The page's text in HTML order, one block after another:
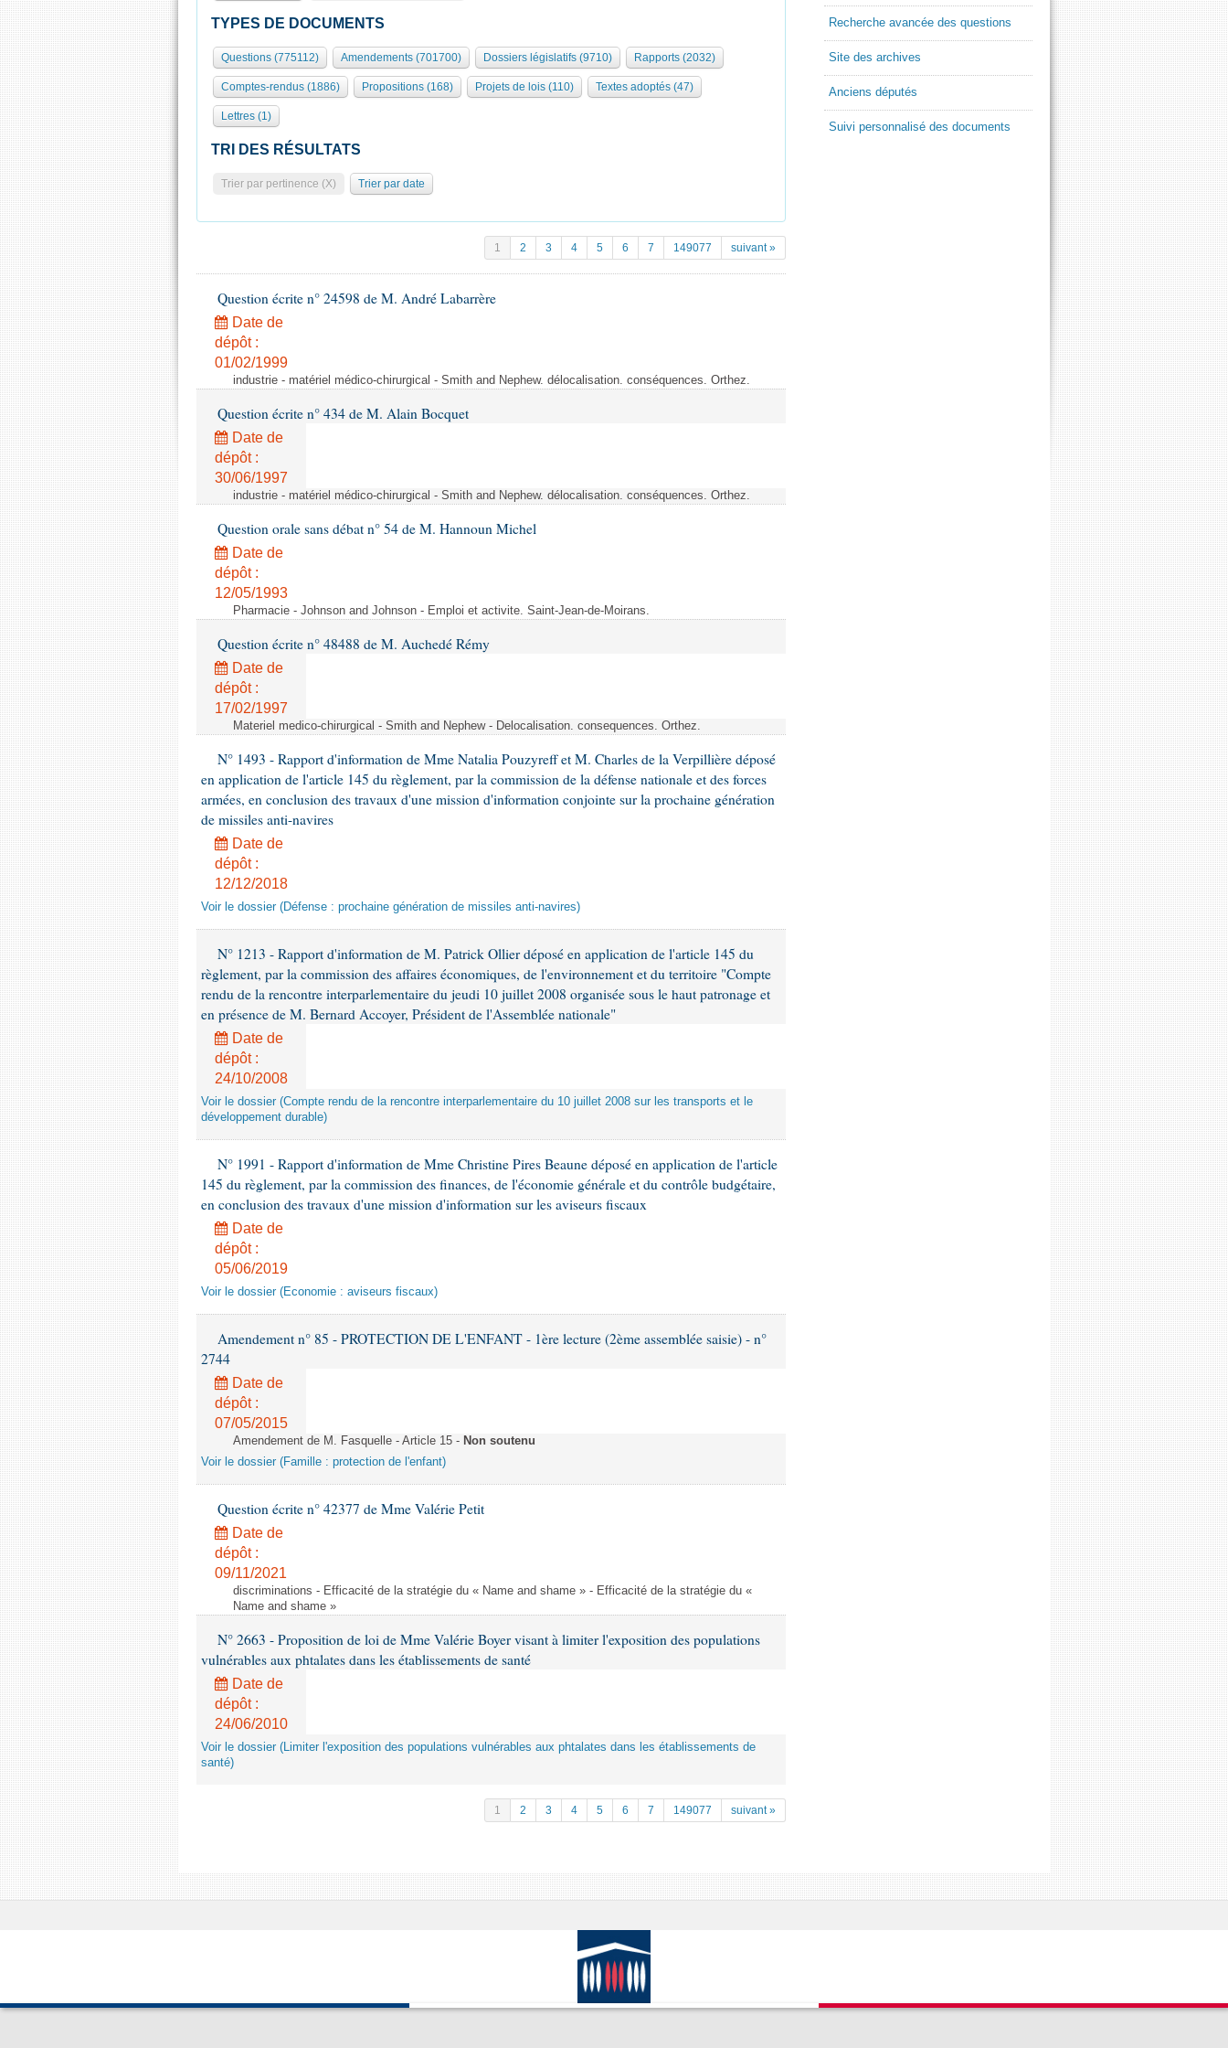
TYPES DE DOCUMENTS
Questions (775112) Amendements (701700) Dossiers législatifs (9710) Rapports (2032)
Comptes-rendus (1886) Propositions (168) Projets de lois (110) Textes adoptés (47)
Lettres (1)
TRI DES RÉSULTATS
Trier par pertinence (X) Trier par date
1 2 3 4 5 6 7 149077 suivant »
Question écrite n° 24598 de M. André Labarrère
Date de
dépôt :
01/02/1999
industrie - matériel médico-chirurgical - Smith and Nephew. délocalisation. conséquences. Orthez.
Question écrite n° 434 de M. Alain Bocquet
Date de
dépôt :
30/06/1997
industrie - matériel médico-chirurgical - Smith and Nephew. délocalisation. conséquences. Orthez.
Question orale sans débat n° 54 de M. Hannoun Michel
Date de
dépôt :
12/05/1993
Pharmacie - Johnson and Johnson - Emploi et activite. Saint-Jean-de-Moirans.
Question écrite n° 48488 de M. Auchedé Rémy
Date de
dépôt :
17/02/1997
Materiel medico-chirurgical - Smith and Nephew - Delocalisation. consequences. Orthez.
N° 1493 - Rapport d'information de Mme Natalia Pouzyreff et M. Charles de la Verpillière déposé
en application de l'article 145 du règlement, par la commission de la défense nationale et des forces
armées, en conclusion des travaux d'une mission d'information conjointe sur la prochaine génération
de missiles anti-navires
Date de
dépôt :
12/12/2018
Voir le dossier (Défense : prochaine génération de missiles anti-navires)
N° 1213 - Rapport d'information de M. Patrick Ollier déposé en application de l'article 145 du
règlement, par la commission des affaires économiques, de l'environnement et du territoire "Compte
rendu de la rencontre interparlementaire du jeudi 10 juillet 2008 organisée sous le haut patronage et
en présence de M. Bernard Accoyer, Président de l'Assemblée nationale"
Date de
dépôt :
24/10/2008
Voir le dossier (Compte rendu de la rencontre interparlementaire du 10 juillet 2008 sur les transports et le
développement durable)
N° 1991 - Rapport d'information de Mme Christine Pires Beaune déposé en application de l'article
145 du règlement, par la commission des finances, de l'économie générale et du contrôle budgétaire,
en conclusion des travaux d'une mission d'information sur les aviseurs fiscaux
Date de
dépôt :
05/06/2019
Voir le dossier (Economie : aviseurs fiscaux)
Amendement n° 85 - PROTECTION DE L'ENFANT - 1ère lecture (2ème assemblée saisie) - n°
2744
Date de
dépôt :
07/05/2015
Amendement de M. Fasquelle - Article 15 - Non soutenu
Voir le dossier (Famille : protection de l'enfant)
Question écrite n° 42377 de Mme Valérie Petit
Date de
dépôt :
09/11/2021
discriminations - Efficacité de la stratégie du « Name and shame » - Efficacité de la stratégie du «
Name and shame »
N° 2663 - Proposition de loi de Mme Valérie Boyer visant à limiter l'exposition des populations
vulnérables aux phtalates dans les établissements de santé
Date de
dépôt :
24/06/2010
Voir le dossier (Limiter l'exposition des populations vulnérables aux phtalates dans les établissements de
santé)
1 2 3 4 5 6 7 149077 suivant »
Recherche avancée des questions
Site des archives
Anciens députés
Suivi personnalisé des documents